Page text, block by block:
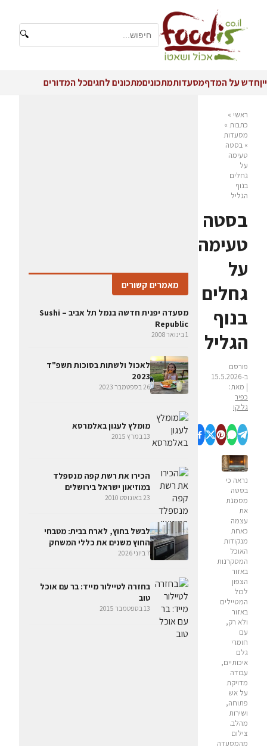
🔍
ייןחדש על המדףמסעדותמתכוניםמתכונים לחגיםכל המדורים
ראשי »
כתבות »
מסעדות
» בסטה
טעימה
על
גחלים
בנוף
הגליל
בסטה
טעימה
על
גחלים
בנוף
הגליל
פורסם
ב-15.5.2026
| מאת:
כפיר
גליקו
נראה כי
בסטה
מסמנת
את
עצמה
כאחת
מנקודות
האוכל
המסקרנות
באזור
הצפון
לכול
המטיילים
באזור
ולא רק,
עם
חומרי
גלם
איכותיים,
עבודה
מדויקת
על אש
פתוחה,
ושירות
מהלב.
צילום
מהמסעדה
מאמרים קשורים
מסעדה יפנית חדשה בנמל תל אביב – Sushi
Republic
1 בינואר 2008
לאכול ולשתות בסוכות תשפ"ד
2023
26 בספטמבר 2023
מומלץ לעגון באלמרסא
13 במרץ 2015
הכירו את רשת קפה מנספלד
במוזיאון ישראל בירושלים
23 באוגוסט 2010
לבשל בחוץ, לארח בבית: מטבחי
החוץ משנים את כללי המשחק
7 ביוני 2026
בחזרה לטיילור מייד: בר עם אוכל
טוב
13 בספטמבר 2015